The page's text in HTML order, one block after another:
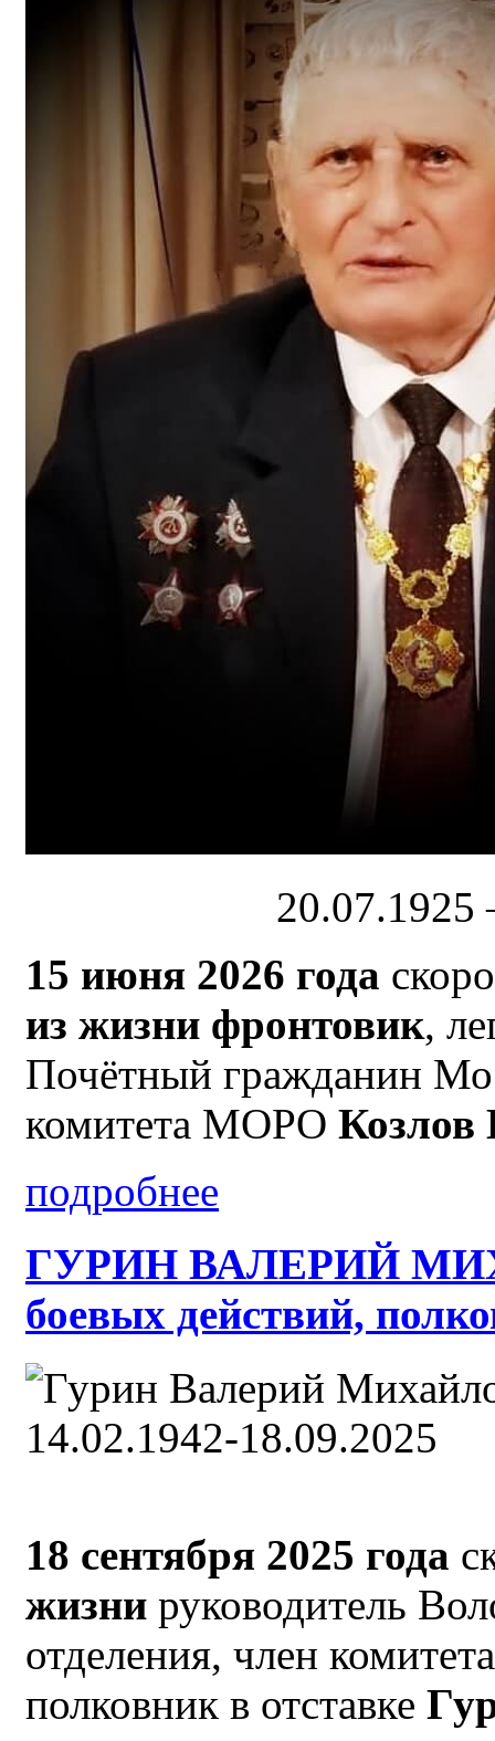
20.07.1925
15 июня 2026 года
из жизни фронтовик,
Почётный гражданин
комитета МОРО Козлов
подробнее
ГУРИН ВАЛЕРИЙ
боевых действий,
18 сентября 2025 года
жизни руководитель
отделения, член
полковник в отставке